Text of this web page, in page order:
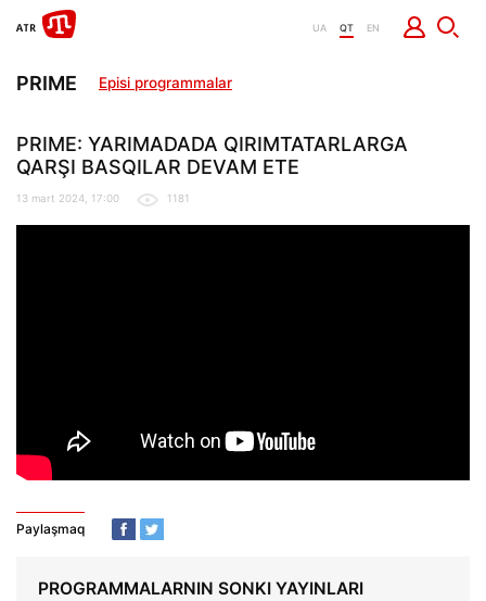
UA QT EN
PRIME Episi programmalar
PRIME: YARIMADADA QIRIMTATARLARGA
QARŞI BASQILAR DEVAM ETE
13 mart 2024, 17:00 1181
Paylaşmaq
PROGRAMMALARNIN SONKI YAYINLARI